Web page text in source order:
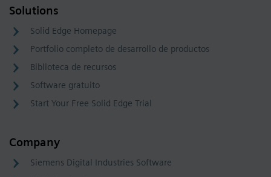
Solutions
Solid Edge Homepage
Portfolio completo de desarrollo de productos
Biblioteca de recursos
Software gratuito
Start Your Free Solid Edge Trial
Company
Siemens Digital Industries Software